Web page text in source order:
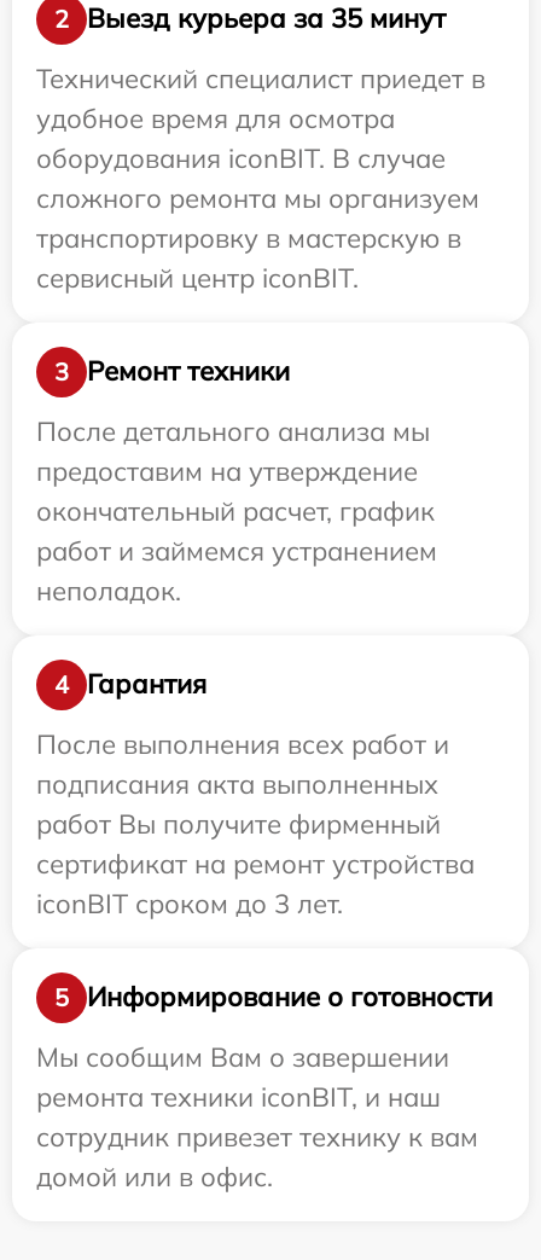
2
Выезд курьера за 35 минут
Технический специалист приедет в
удобное время для осмотра
оборудования iconBIT. В случае
сложного ремонта мы организуем
транспортировку в мастерскую в
сервисный центр iconBIT.
3
Ремонт техники
После детального анализа мы
предоставим на утверждение
окончательный расчет, график
работ и займемся устранением
неполадок.
4
Гарантия
После выполнения всех работ и
подписания акта выполненных
работ Вы получите фирменный
сертификат на ремонт устройства
iconBIT сроком до 3 лет.
5
Информирование о готовности
Мы сообщим Вам о завершении
ремонта техники iconBIT, и наш
сотрудник привезет технику к вам
домой или в офис.